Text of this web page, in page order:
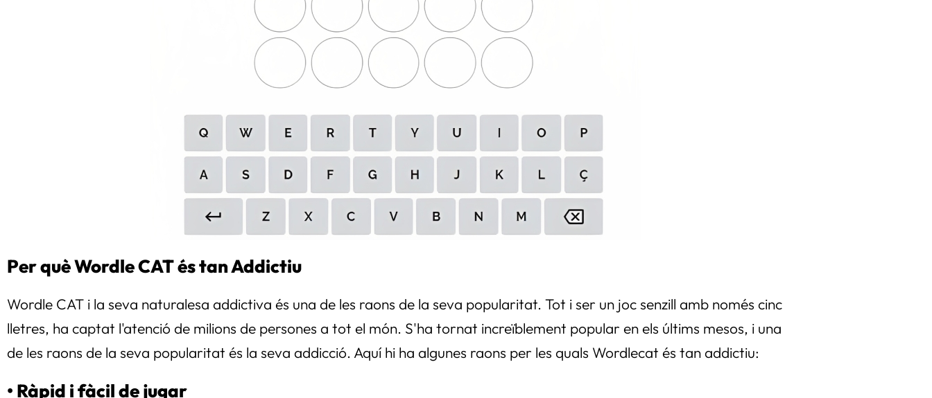
Per què Wordle CAT és tan Addictiu
Wordle CAT i la seva naturalesa addictiva és una de les raons de la seva popularitat. Tot i ser un joc senzill amb només cinc
lletres, ha captat l'atenció de milions de persones a tot el món. S'ha tornat increïblement popular en els últims mesos, i una
de les raons de la seva popularitat és la seva addicció. Aquí hi ha algunes raons per les quals Wordlecat és tan addictiu:
• Ràpid i fàcil de jugar